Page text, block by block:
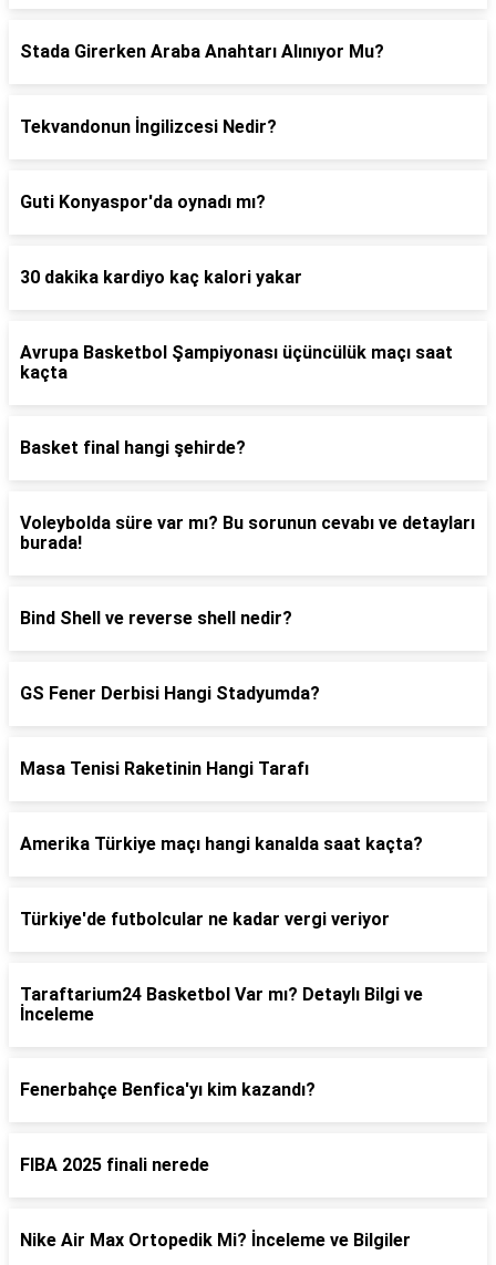
Stada Girerken Araba Anahtarı Alınıyor Mu?
Tekvandonun İngilizcesi Nedir?
Guti Konyaspor'da oynadı mı?
30 dakika kardiyo kaç kalori yakar
Avrupa Basketbol Şampiyonası üçüncülük maçı saat
kaçta
Basket final hangi şehirde?
Voleybolda süre var mı? Bu sorunun cevabı ve detayları
burada!
Bind Shell ve reverse shell nedir?
GS Fener Derbisi Hangi Stadyumda?
Masa Tenisi Raketinin Hangi Tarafı
Amerika Türkiye maçı hangi kanalda saat kaçta?
Türkiye'de futbolcular ne kadar vergi veriyor
Taraftarium24 Basketbol Var mı? Detaylı Bilgi ve
İnceleme
Fenerbahçe Benfica'yı kim kazandı?
FIBA 2025 finali nerede
Nike Air Max Ortopedik Mi? İnceleme ve Bilgiler